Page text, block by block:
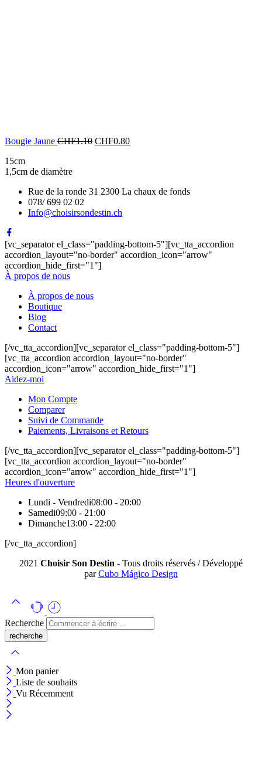
Bougie Jaune CHF1.10 CHF0.80
15cm
1,5cm de diamètre
Rue de la ronde 31 2300 La chaux de fonds
078/ 699 02 02
Info@choisirsondestin.ch
[vc_separator el_class="padding-bottom-5"][vc_tta_accordion
accordion_layout="no-border" accordion_icon="arrow"
accordion_hide_first="1"]
À propos de nous
À propos de nous
Boutique
Blog
Contact
[/vc_tta_accordion][vc_separator el_class="padding-bottom-5"]
[vc_tta_accordion accordion_layout="no-border"
accordion_icon="arrow" accordion_hide_first="1"]
Aidez-moi
Mon Compte
Comparer
Suivi de Commande
Paiements, Livraisons et Retours
[/vc_tta_accordion][vc_separator el_class="padding-bottom-5"]
[vc_tta_accordion accordion_layout="no-border"
accordion_icon="arrow" accordion_hide_first="1"]
Heures d'ouverture
Lundi - Vendredi08:00 - 20:00
Samedi09:00 - 21:00
Dimanche13:00 - 22:00
[/vc_tta_accordion]
2021 Choisir Son Destin - Tous droits réservés / Développé
parCubo Mágico Design
Recherche
Mon panier
Liste de souhaits
Vu Récemment